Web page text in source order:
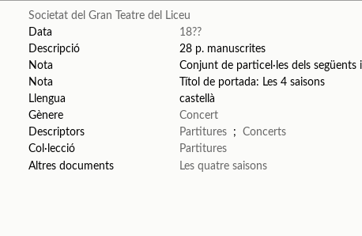
Societat del Gran Teatre del Liceu
Data
18??
Descripció
28 p. manuscrites
Nota
Conjunt de particel·les dels
Nota
Títol de portada: Les 4 saisons
Llengua
castellà
Gènere
Concert
Descriptors
Partitures ;Concerts
Col·lecció
Partitures
Altres documents
Les quatre saisons